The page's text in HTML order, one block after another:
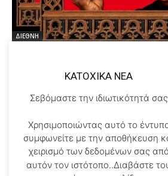
ΔΙΕΘΝΗ
Τα «παπούτσια του
αίμα που βγαίνουν σε 666
1
KATOXIKA NEA
Σεβόμαστε την ιδιωτικότητά σας
Χρησιμοποιώντας αυτό το
συμφωνείτε με την αποθήκευση
χειρισμό των δεδομένων σας από
αυτόν τον ιστότοπο..Διαβάστε